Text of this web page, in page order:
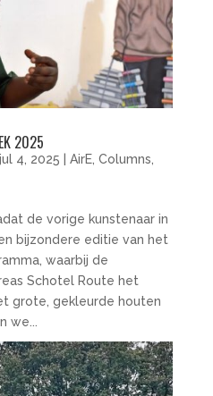
2025
jul 4, 2025 AirE, Columns,
de vorige kunstenaar in
bijzondere editie van het
waarbij de
Schotel Route het
grote, gekleurde houten
we...